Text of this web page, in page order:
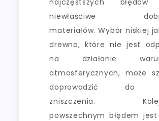
niewłaściwe
materiałów. Wybór niskiej
drewna, które nie jest
na działanie
atmosferycznych, może
doprowadzić do
zniszczenia.
powszechnym błędem